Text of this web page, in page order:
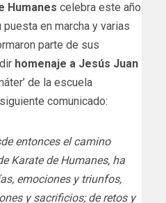
Humanes celebra este año
puesta en marcha y varias
parte de sus
homenaje a Jesús Juan
de la escuela
comunicado:
entonces el camino
Karate de Humanes, ha
emociones y triunfos,
y sacrificios; de retos y